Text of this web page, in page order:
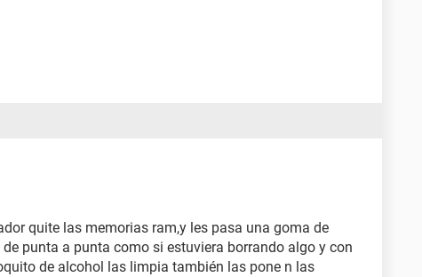
quite las memorias ram,y les pasa una goma de
punta a punta como si estuviera borrando algo y con
de alcohol las limpia también las pone n las